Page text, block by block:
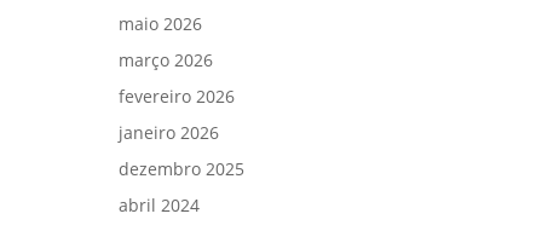
maio 2026
março 2026
fevereiro 2026
janeiro 2026
dezembro 2025
abril 2024